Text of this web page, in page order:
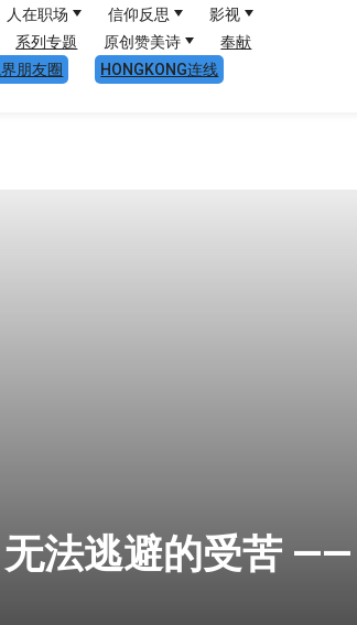
人在职场 信仰反思
影视
系列专题 原创赞美诗
奉献
朋友圈
HONGKONG连线
法逃避的受苦 ——